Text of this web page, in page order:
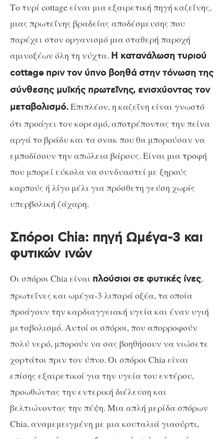
Το τυρί cottage είναι μια εξαιρετική πηγή καζεΐνης,
μιας πρωτεΐνης βραδείας αποδέσμευσης που
παρέχει στον οργανισμό μια σταθερή παροχή
αμινοξέων όλη τη νύχτα. Η κατανάλωση τυριού
cottage πριν τον ύπνο βοηθά στην τόνωση της
σύνθεσης μυϊκής πρωτεΐνης, ενισχύοντας τον
μεταβολισμό.Επιπλέον, η καζεΐνη είναι γνωστό
ότι προάγει τον κορεσμό, αποτρέποντας την πείνα
αργά το βράδυ και τα σνακ που θα μπορούσαν να
εμποδίσουν την απώλεια βάρους. Είναι μια τροφή
που μπορεί εύκολα να συνδυαστεί με ξηρούς
καρπούς ή λίγο μέλι για πρόσθετη γεύση χωρίς
υπερβολική ζάχαρη.
Σπόροι Chia: πηγή Ωμέγα-3 και
φυτικών ινών
Οι σπόροι Chia είναι πλούσιοι σε φυτικές ίνες,
πρωτεΐνες και ωμέγα-3 λιπαρά οξέα, τα οποία
προάγουν την καρδιαγγειακή υγεία και έναν υγιή
μεταβολισμό. Αυτοί οι σπόροι, που απορροφούν
πολύ νερό, μπορούν να σας βοηθήσουν να νιώσετε
χορτάτοι πριν τον ύπνο. Οι σπόροι Chia είναι
επίσης εξαιρετικοί για την υγεία του εντέρου,
προωθώντας την εντερική διέλευση και
βελτιώνοντας την πέψη. Μια απλή μερίδα σπόρων
Chia, αναμεμειγμένη με μια κουταλιά γιαούρτι,